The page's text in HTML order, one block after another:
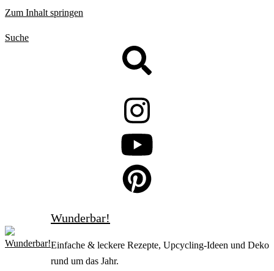
Zum Inhalt springen
Suche
Wunderbar!
Einfache & leckere Rezepte, Upcycling-Ideen und Deko
rund um das Jahr.